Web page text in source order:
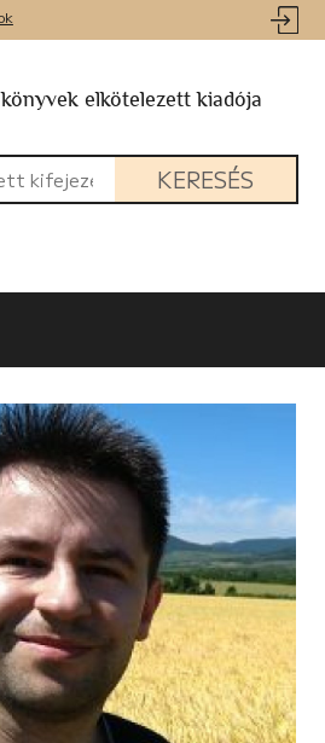
elkötelezett kiadója
KERESÉS